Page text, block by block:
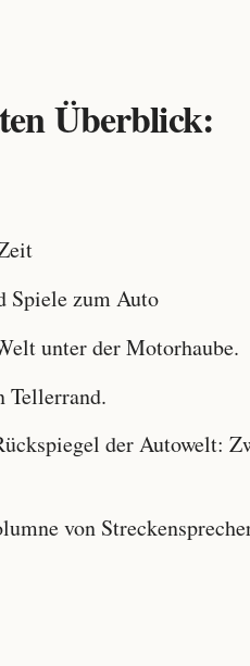
Überblick:
zum Auto
unter der Motorhaube.
der Autowelt:
von